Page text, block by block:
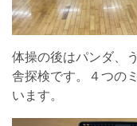
体操の後はパンダ、
舎探検です。４つの
います。